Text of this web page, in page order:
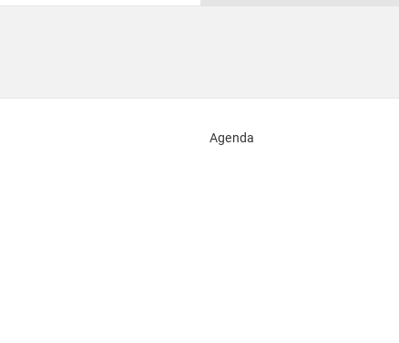
Agenda